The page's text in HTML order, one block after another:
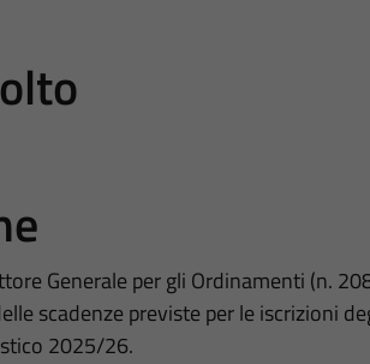
Generale per gli Ordinamenti (n.
scadenze previste per le iscrizioni
2025/26.